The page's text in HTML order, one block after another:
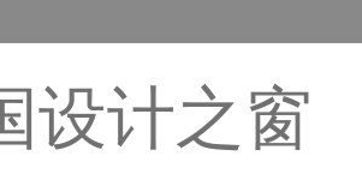
设计之窗